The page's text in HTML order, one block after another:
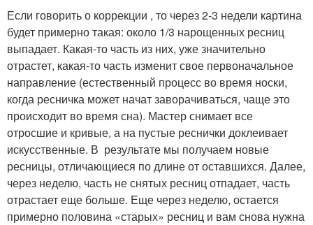
Если говорить о коррекции , то через 2-3 недели картина
будет примерно такая: около 1/3 нарощенных ресниц
выпадает. Какая-то часть из них, уже значительно
отрастет, какая-то часть изменит свое первоначальное
направление (естественный процесс во время носки,
когда ресничка может начат заворачиваться, чаще это
происходит во время сна). Мастер снимает все
отросшие и кривые, а на пустые реснички доклеивает
искусственные. В результате мы получаем новые
ресницы, отличающиеся по длине от оставшихся. Далее,
через неделю, часть не снятых ресниц отпадает, часть
отрастает еще больше. Еще через неделю, остается
примерно половина «старых» ресниц и вам снова нужна